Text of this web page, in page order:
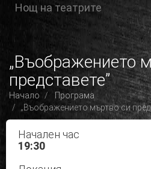
Нощ на театрите
„Въображението
представете”
Начало
Програма
„Въображението мъртво си
Начален час
19:30